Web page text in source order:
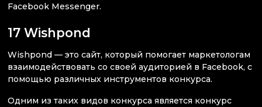
Facebook Messenger.
17 Wishpond
Wishpond — это сайт, который помогает маркетологам
взаимодействовать со своей аудиторией в Facebook, с
помощью различных инструментов конкурса.
Одним из таких видов конкурса является конкурс